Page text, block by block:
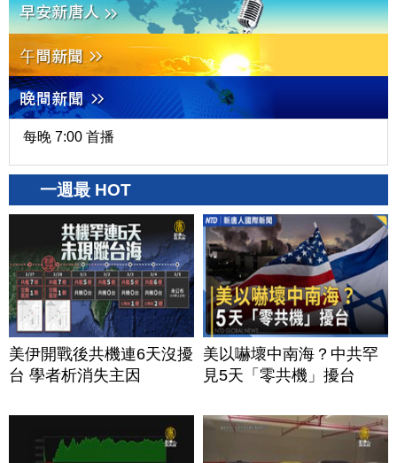
每晚 7:00 首播
一週最 HOT
美伊開戰後共機連6天沒擾
台 學者析消失主因
美以嚇壞中南海？中共罕
見5天「零共機」擾台